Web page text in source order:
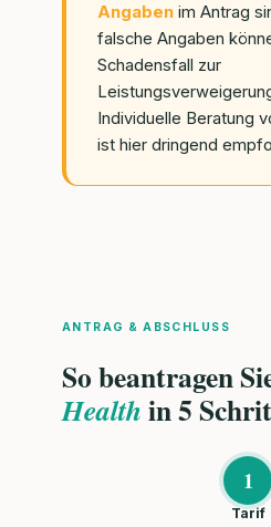
Angaben im Antrag
falsche Angaben
Schadensfall zur
Individuelle Beratung
ist hier dringend
ANTRAG & ABSCHLUSS
So beantragen
Healthin 5
1
Tarif